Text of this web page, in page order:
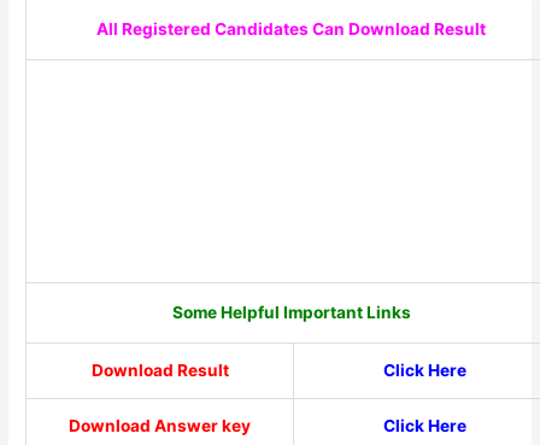
All Registered Candidates Can Download Result
Some Helpful Important Links
Download Result Click Here
Download Answer key Click Here